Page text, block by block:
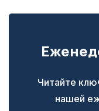
Читайте
нашей